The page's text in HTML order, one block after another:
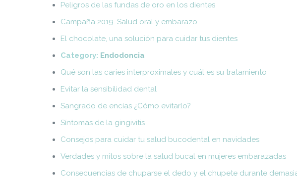
Peligros de las fundas de oro en los dientes
Campaña 2019. Salud oral y embarazo
El chocolate, una solución para cuidar tus dientes
Category: Endodoncia
Qué son las caries interproximales y cuál es su tratamiento
Evitar la sensibilidad dental
Sangrado de encías ¿Cómo evitarlo?
Síntomas de la gingivitis
Consejos para cuidar tu salud bucodental en navidades
Verdades y mitos sobre la salud bucal en mujeres embarazadas
Consecuencias de chuparse el dedo y el chupete durante